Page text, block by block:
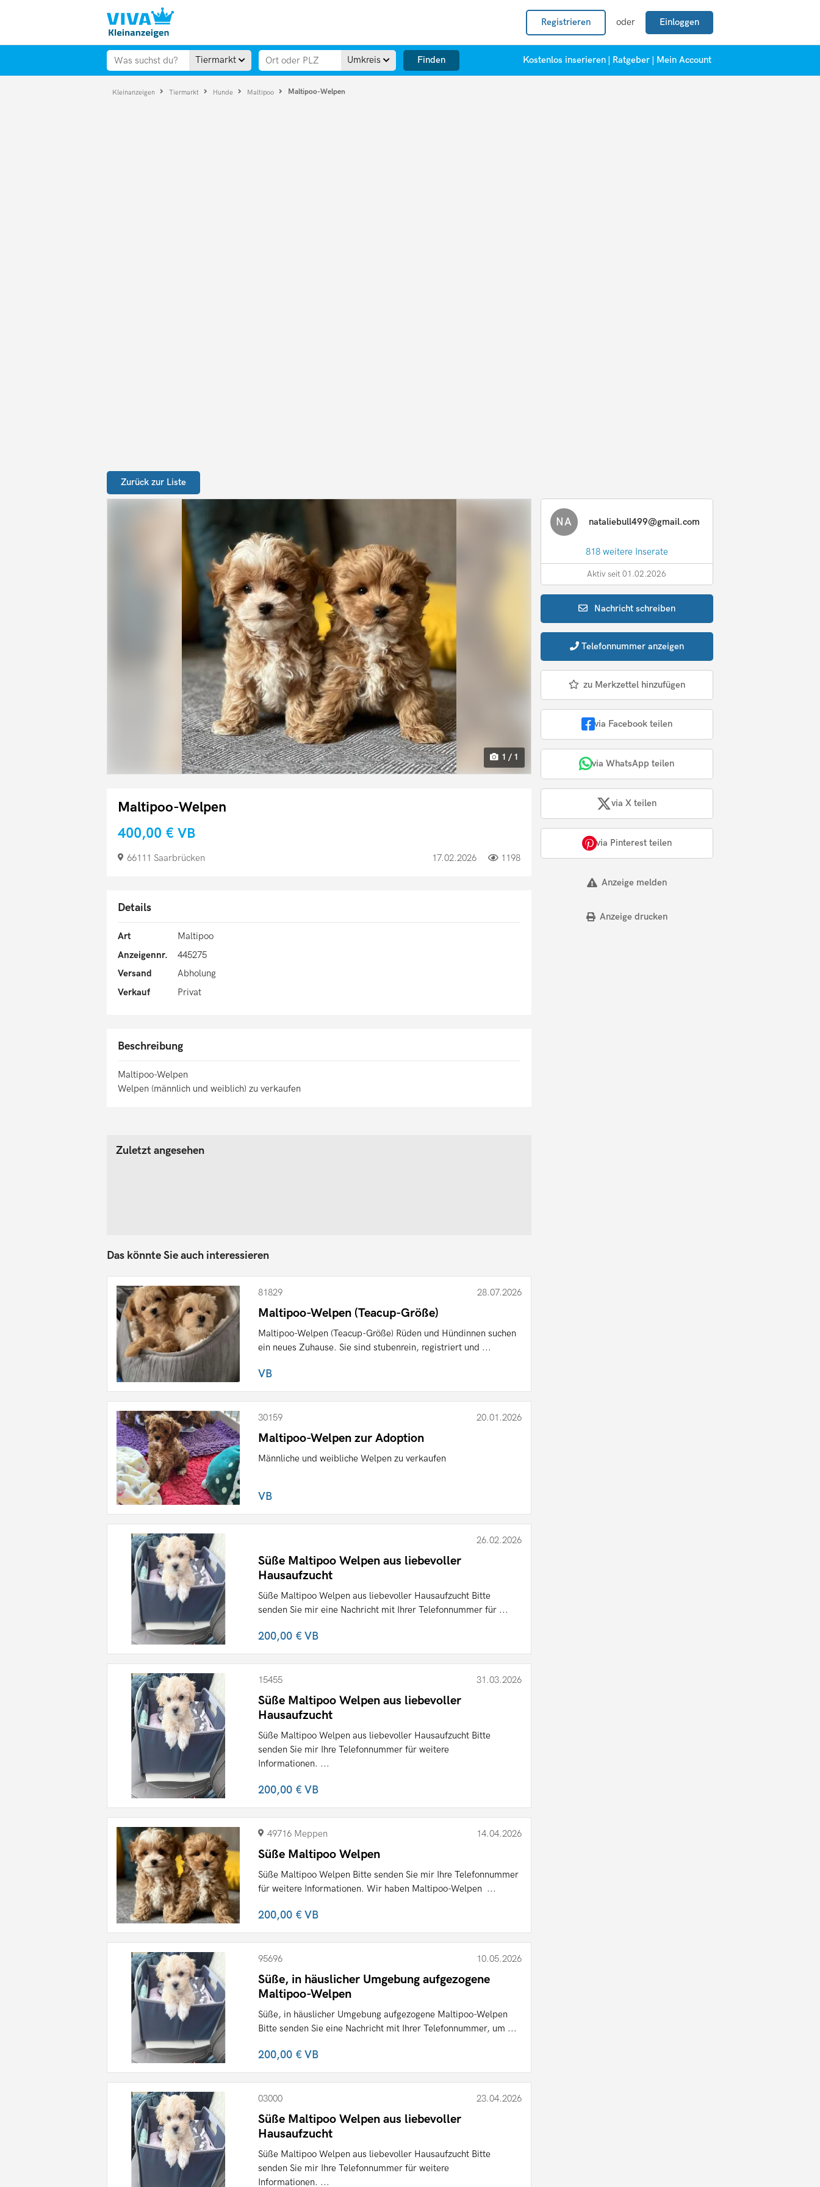
Registrieren oder Einloggen
Tiermarkt Umkreis Finden Kostenlos inserieren Ratgeber Mein Account
Kleinanzeigen Tiermarkt Hunde Maltipoo Maltipoo-Welpen
Zurück zur Liste
1 / 1
Maltipoo-Welpen
400,00 € VB
66111 Saarbrücken 17.02.2026 1198
Details
Art
Maltipoo
Anzeigennr.
445275
Versand
Abholung
Verkauf
Privat
Beschreibung
Maltipoo-Welpen
Welpen (männlich und weiblich) zu verkaufen
NA nataliebull499@gmail.com
818 weitere Inserate
Aktiv seit 01.02.2026
Nachrichtschreiben
Telefonnummer anzeigen
zu Merkzettel hinzufügen
via Facebook teilen
via WhatsApp teilen
via X teilen
via Pinterest teilen
Anzeige melden
Anzeige drucken
Zuletzt angesehen
Das könnte Sie auch interessieren
81829 28.07.2026
Maltipoo-Welpen (Teacup-Größe)
Maltipoo-Welpen (Teacup-Größe) Rüden und Hündinnen suchen
ein neues Zuhause. Sie sind stubenrein, registriert und ...
VB
30159 20.01.2026
Maltipoo-Welpen zur Adoption
Männliche und weibliche Welpen zu verkaufen
VB
26.02.2026
Süße Maltipoo Welpen aus liebevoller
Hausaufzucht
Süße Maltipoo Welpen aus liebevoller Hausaufzucht Bitte
senden Sie mir eine Nachricht mit Ihrer Telefonnummer für ...
200,00 €VB
15455 31.03.2026
Süße Maltipoo Welpen aus liebevoller
Hausaufzucht
Süße Maltipoo Welpen aus liebevoller Hausaufzucht Bitte
senden Sie mir Ihre Telefonnummer für weitere
Informationen. ...
200,00 €VB
49716 Meppen 14.04.2026
Süße Maltipoo Welpen
Süße Maltipoo Welpen Bitte senden Sie mir Ihre Telefonnummer
für weitere Informationen. Wir haben Maltipoo-Welpen ...
200,00 €VB
95696 10.05.2026
Süße, in häuslicher Umgebung aufgezogene
Maltipoo-Welpen
Süße, in häuslicher Umgebung aufgezogene Maltipoo-Welpen
Bitte senden Sie eine Nachricht mit Ihrer Telefonnummer, um ...
200,00 €VB
03000 23.04.2026
Süße Maltipoo Welpen aus liebevoller
Hausaufzucht
Süße Maltipoo Welpen aus liebevoller Hausaufzucht Bitte
senden Sie mir Ihre Telefonnummer für weitere
Informationen. ...